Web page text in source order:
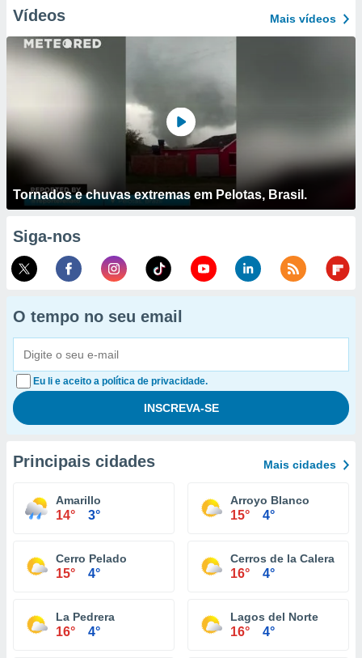
Vídeos Mais vídeos
Tornados e chuvas extremas em Pelotas, Brasil.
Siga-nos
O tempo no seu email
Eu li e aceito a política de privacidade.
Principais cidades Mais cidades
Amarillo
14° 3°
Arroyo Blanco
15° 4°
Cerro Pelado
15° 4°
Cerros de la Calera
16° 4°
La Pedrera
16° 4°
Lagos del Norte
16° 4°